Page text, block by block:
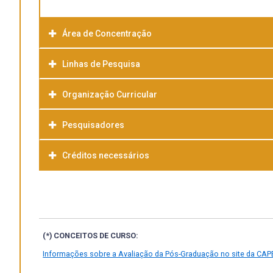
Área de Concentração
Linhas de Pesquisa
Organização Curricular
Pesquisadores
Créditos necessários
(*) CONCEITOS DE CURSO:
Informações sobre a Avaliação da Pós-Graduação no site da